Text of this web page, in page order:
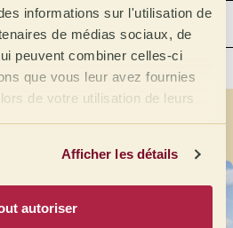
informations sur l'utilisation de
de médias sociaux, de
peuvent combiner celles-ci
que vous leur avez fournies
de votre utilisation de leurs
Afficher les détails
autoriser
12 g
200
800 microns